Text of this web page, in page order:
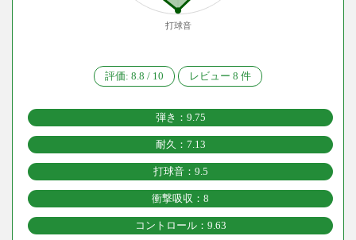
打球音
評価: 8.8 / 10 レビュー 8 件
弾き：9.75
耐久：7.13
打球音：9.5
衝撃吸収：8
コントロール：9.63